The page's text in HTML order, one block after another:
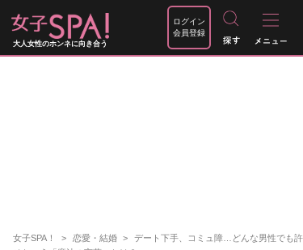
大人女性のホンネに向き合う
ログイン
会員登録
女子SPA！ 恋愛・結婚
デート下手、コミュ障…どんな男性でも許